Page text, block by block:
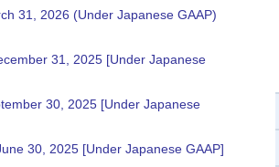
31, 2026 (Under Japanese GAAP)
31, 2025 [Under Japanese
30, 2025 [Under Japanese
30, 2025 [Under Japanese GAAP]